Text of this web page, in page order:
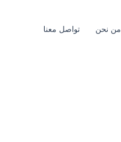
من نحن تواصل معنا